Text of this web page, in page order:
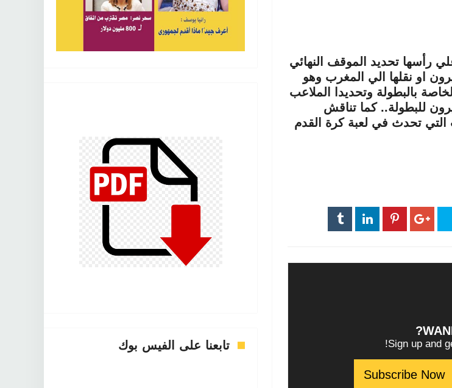
رأسها تحديد الموقف النهائي
افريقيا في يونيو المقبل من 2019 بالكاميرون او نقلها الي المغرب وهو
بالبطولة وتحديدا الملاعب
للبطولة.. كما تناقش
التي تحدث في لعبة كرة القدم
Sign up and تابعنا على الفيس بوك